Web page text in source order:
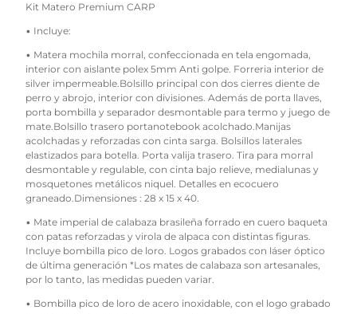
Kit Matero Premium CARP
• Incluye:
• Matera mochila morral, confeccionada en tela engomada,
interior con aislante polex 5mm Anti golpe. Forreria interior de
silver impermeable.Bolsillo principal con dos cierres diente de
perro y abrojo, interior con divisiones. Además de porta llaves,
porta bombilla y separador desmontable para termo y juego de
mate.Bolsillo trasero portanotebook acolchado.Manijas
acolchadas y reforzadas con cinta sarga. Bolsillos laterales
elastizados para botella. Porta valija trasero. Tira para morral
desmontable y regulable, con cinta bajo relieve, medialunas y
mosquetones metálicos niquel. Detalles en ecocuero
graneado.Dimensiones : 28 x 15 x 40.
• Mate imperial de calabaza brasileña forrado en cuero baqueta
con patas reforzadas y virola de alpaca con distintas figuras.
Incluye bombilla pico de loro. Logos grabados con láser óptico
de última generación *Los mates de calabaza son artesanales,
por lo tanto, las medidas pueden variar.
• Bombilla pico de loro de acero inoxidable, con el logo grabado